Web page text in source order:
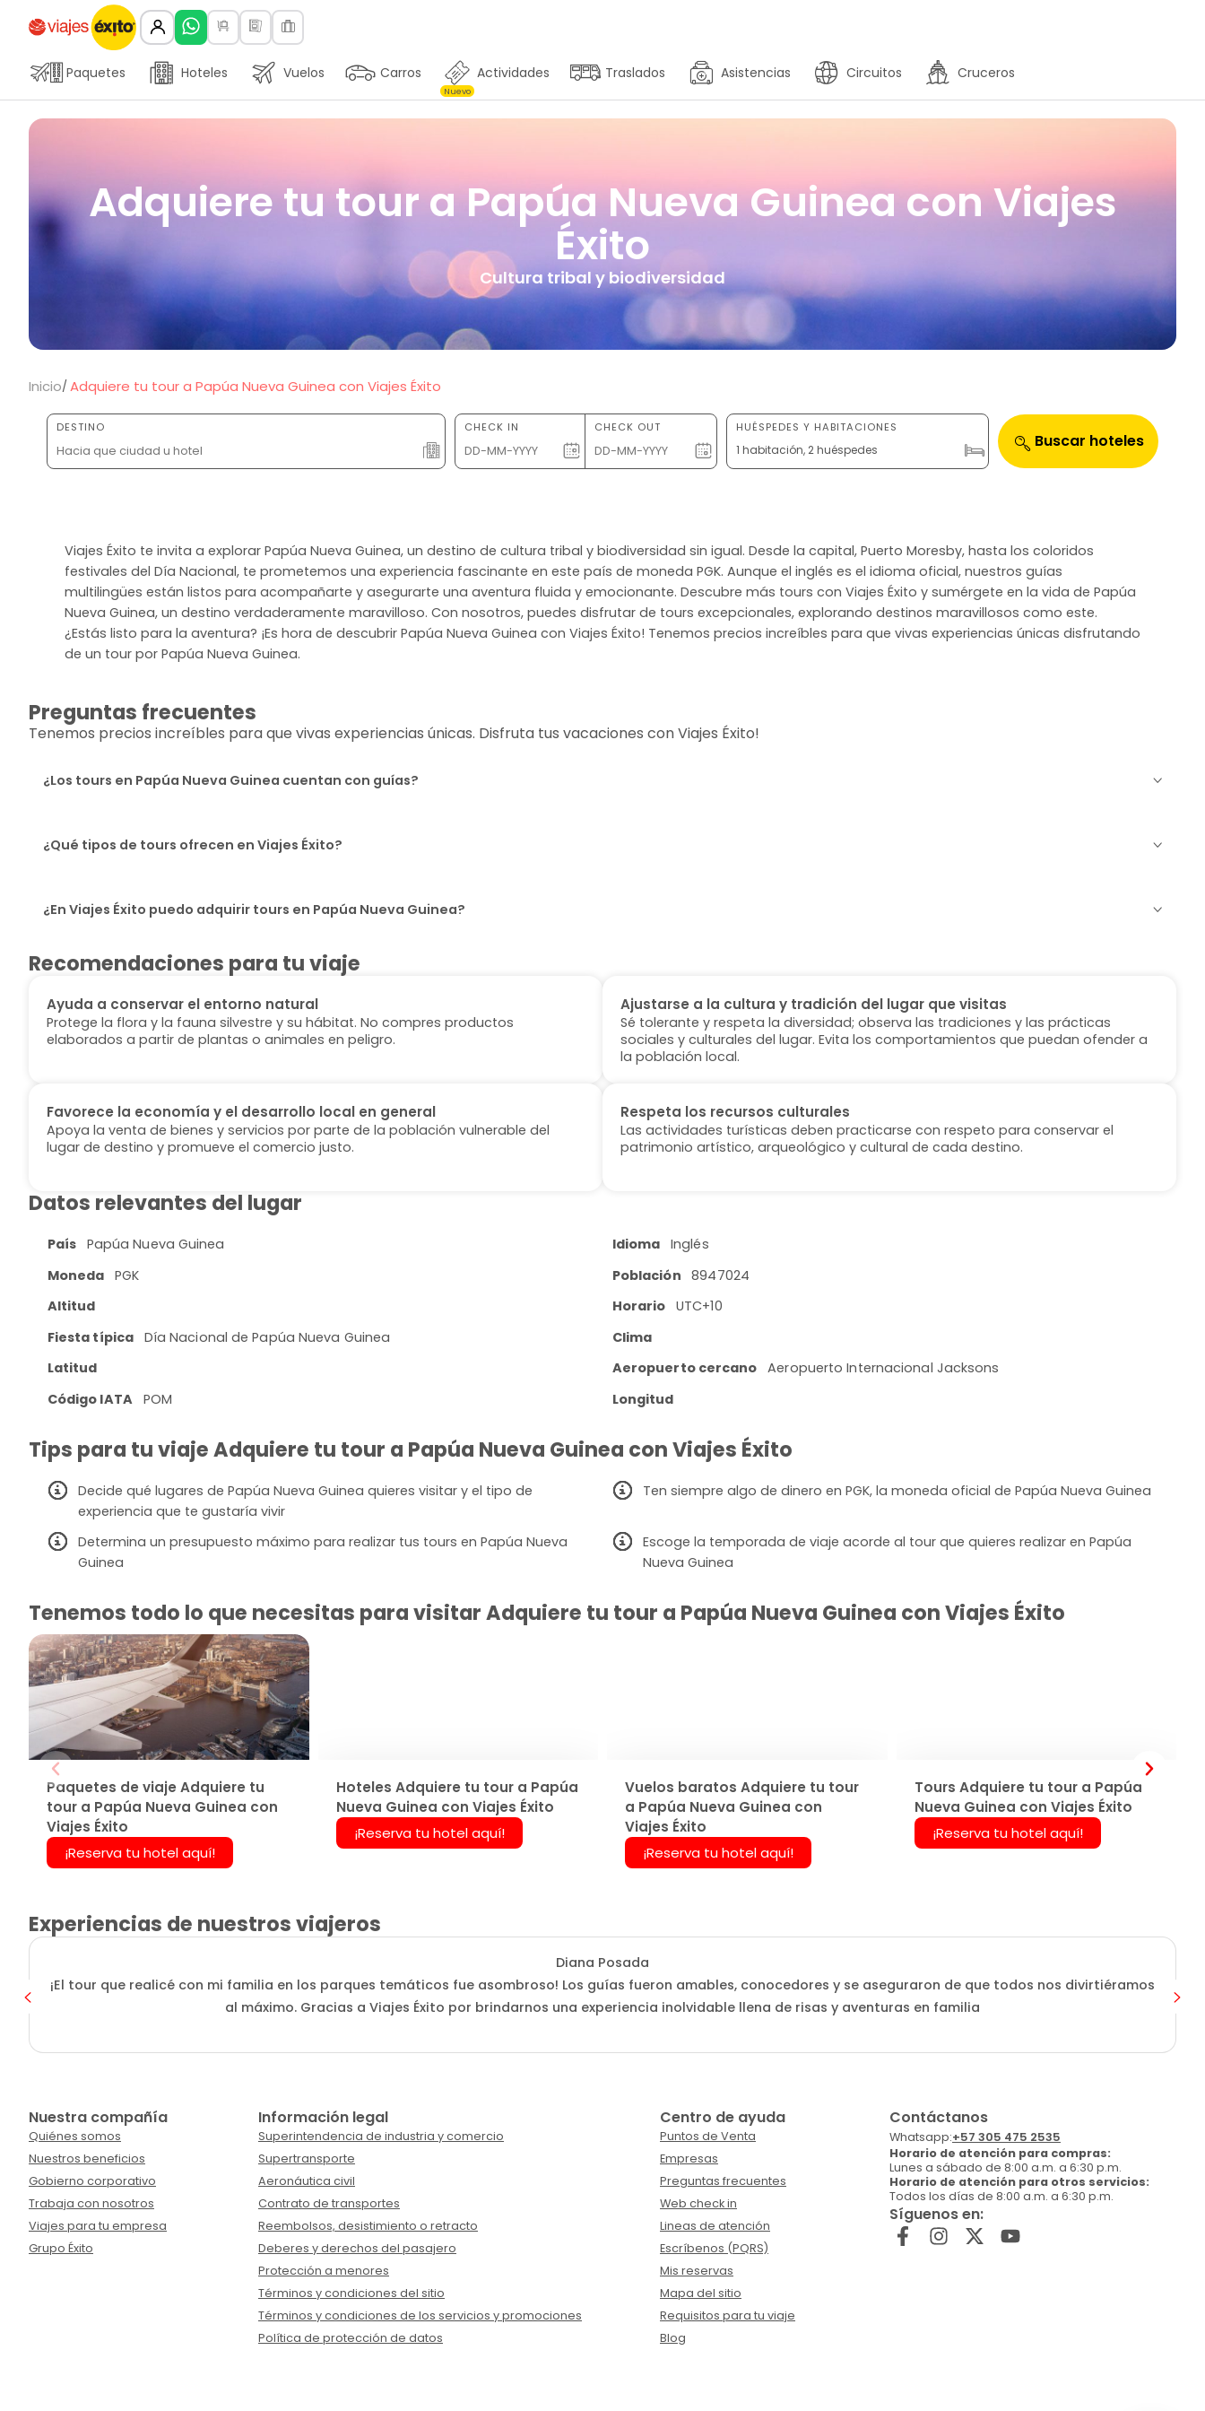
Paquetes Hoteles Vuelos Carros Actividades
Nuevo
Traslados Asistencias Circuitos Cruceros
Adquiere tu tour a Papúa Nueva Guinea con Viajes
Éxito
Cultura tribal y biodiversidad
Inicio Adquiere tu tour a Papúa Nueva Guinea con Viajes Éxito
DESTINO CHECK IN CHECK OUT HUÉSPEDES Y HABITACIONES
1 habitación, 2 huéspedes Buscar hoteles
Viajes Éxito te invita a explorar Papúa Nueva Guinea, un destino de cultura tribal y biodiversidad sin igual. Desde la capital, Puerto Moresby, hasta los coloridos
festivales del Día Nacional, te prometemos una experiencia fascinante en este país de moneda PGK. Aunque el inglés es el idioma oficial, nuestros guías
multilingües están listos para acompañarte y asegurarte una aventura fluida y emocionante. Descubre más tours con Viajes Éxito y sumérgete en la vida de Papúa
Nueva Guinea, un destino verdaderamente maravilloso. Con nosotros, puedes disfrutar de tours excepcionales, explorando destinos maravillosos como este.
¿Estás listo para la aventura? ¡Es hora de descubrir Papúa Nueva Guinea con Viajes Éxito! Tenemos precios increíbles para que vivas experiencias únicas disfrutando
de un tour por Papúa Nueva Guinea.
Preguntas frecuentes
Tenemos precios increíbles para que vivas experiencias únicas. Disfruta tus vacaciones con Viajes Éxito!
¿Los tours en Papúa Nueva Guinea cuentan con guías?
¿Qué tipos de tours ofrecen en Viajes Éxito?
¿En Viajes Éxito puedo adquirir tours en Papúa Nueva Guinea?
Recomendaciones para tu viaje
Ayuda a conservar el entorno natural
Protege la flora y la fauna silvestre y su hábitat. No compres productos
elaborados a partir de plantas o animales en peligro.
Ajustarse a la cultura y tradición del lugar que visitas
Sé tolerante y respeta la diversidad; observa las tradiciones y las prácticas
sociales y culturales del lugar. Evita los comportamientos que puedan ofender a
la población local.
Favorece la economía y el desarrollo local en general
Apoya la venta de bienes y servicios por parte de la población vulnerable del
lugar de destino y promueve el comercio justo.
Respeta los recursos culturales
Las actividades turísticas deben practicarse con respeto para conservar el
patrimonio artístico, arqueológico y cultural de cada destino.
Datos relevantes del lugar
País Papúa Nueva Guinea Idioma Inglés
Moneda PGK Población
8947024
Altitud
Horario
UTC+10
Fiesta típica Día Nacional de Papúa Nueva Guinea
Clima
Latitud
Aeropuerto cercano
Aeropuerto Internacional Jacksons
Código IATA
POM Longitud
Tips para tu viaje Adquiere tu tour a Papúa Nueva Guinea con Viajes Éxito
Decide qué lugares de Papúa Nueva Guinea quieres visitar y el tipo de
experiencia que te gustaría vivir
Ten siempre algo de dinero en PGK, la moneda oficial de Papúa Nueva Guinea
Determina un presupuesto máximo para realizar tus tours en Papúa Nueva
Guinea
Escoge la temporada de viaje acorde al tour que quieres realizar en Papúa
Nueva Guinea
Tenemos todo lo que necesitas para visitar Adquiere tu tour a Papúa Nueva Guinea con Viajes Éxito
Paquetes de viaje Adquiere tu
tour a Papúa Nueva Guinea con
Viajes Éxito
¡Reserva tu hotel aquí!
Hoteles Adquiere tu tour a Papúa
Nueva Guinea con Viajes Éxito
¡Reserva tu hotel aquí!
Vuelos baratos Adquiere tu tour
a Papúa Nueva Guinea con
Viajes Éxito
¡Reserva tu hotel aquí!
Tours Adquiere tu tour a Papúa
Nueva Guinea con Viajes Éxito
¡Reserva tu hotel aquí!
Experiencias de nuestros viajeros
Diana Posada
¡El tour que realicé con mi familia en los parques temáticos fue asombroso! Los guías fueron amables, conocedores y se aseguraron de que todos nos divirtiéramos
al máximo. Gracias a Viajes Éxito por brindarnos una experiencia inolvidable llena de risas y aventuras en familia
Nuestra compañía
Quiénes somos
Nuestros beneficios
Gobierno corporativo
Trabaja con nosotros
Viajes para tu empresa
Grupo Éxito
Información legal
Superintendencia de industria y comercio
Supertransporte
Aeronáutica civil
Contrato de transportes
Reembolsos, desistimiento o retracto
Deberes y derechos del pasajero
Protección a menores
Términos y condiciones del sitio
Términos y condiciones de los servicios y promociones
Política de protección de datos
Centro de ayuda
Puntos de Venta
Empresas
Preguntas frecuentes
Web check in
Lineas de atención
Escríbenos (PQRS)
Mis reservas
Mapa del sitio
Requisitos para tu viaje
Blog
Contáctanos
Whatsapp:+57 305 475 2535
Horario de atención para compras:
Lunes a sábado de 8:00 a.m. a 6:30 p.m.
Horario de atención para otros servicios:
Todos los días de 8:00 a.m. a 6:30 p.m.
Síguenos en: